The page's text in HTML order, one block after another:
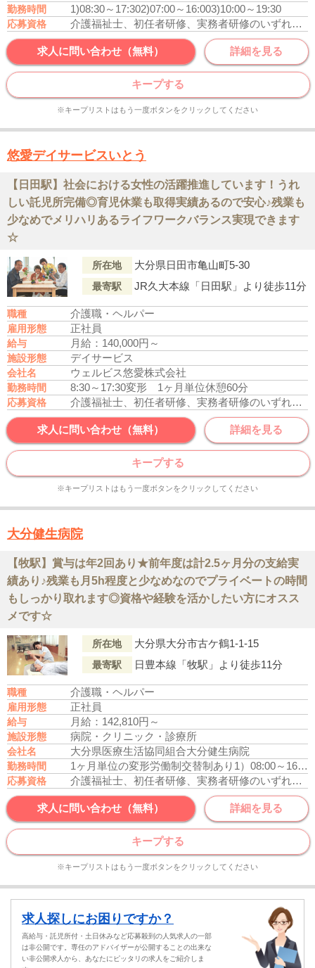
勤務時間 1)08:30～17:302)07:00～16:003)10:00～19:30
応募資格 介護福祉士、初任者研修、実務者研修のいずれかの資格をお持ちの方
求人に問い合わせ（無料） 詳細を見る
キープする
※キープリストはもう一度ボタンをクリックしてください
悠愛デイサービスいとう
【日田駅】社会における女性の活躍推進しています！うれ
しい託児所完備◎育児休業も取得実績あるので安心♪残業も
少なめでメリハリあるライフワークバランス実現できます
☆
所在地 大分県日田市亀山町5-30
最寄駅 JR久大本線「日田駅」より徒歩11分
職種 介護職・ヘルパー
雇用形態 正社員
給与 月給：140,000円～
施設形態 デイサービス
会社名 ウェルビス悠愛株式会社
勤務時間 8:30～17:30変形 1ヶ月単位休憩60分
応募資格 介護福祉士、初任者研修、実務者研修のいずれかの資格をお持ちの方
求人に問い合わせ（無料） 詳細を見る
キープする
※キープリストはもう一度ボタンをクリックしてください
大分健生病院
【牧駅】賞与は年2回あり★前年度は計2.5ヶ月分の支給実
績あり♪残業も月5h程度と少なめなのでプライベートの時間
もしっかり取れます◎資格や経験を活かしたい方にオスス
メです☆
所在地 大分県大分市古ケ鶴1-1-15
最寄駅 日豊本線「牧駅」より徒歩11分
職種 介護職・ヘルパー
雇用形態 正社員
給与 月給：142,810円～
施設形態 病院・クリニック・診療所
会社名 大分県医療生活協同組合大分健生病院
勤務時間 1ヶ月単位の変形労働制 交替制あり 1）08:00～16:30
応募資格 介護福祉士、初任者研修、実務者研修のいずれかの資格をお持ちの方
求人に問い合わせ（無料） 詳細を見る
キープする
※キープリストはもう一度ボタンをクリックしてください
求人探しにお困りですか？
高給与・託児所付・土日休みなど応募殺到の人気求人の一部
は非公開です。専任のアドバイザーが公開することの出来な
い非公開求人から、あなたにピッタリの求人をご紹介しま